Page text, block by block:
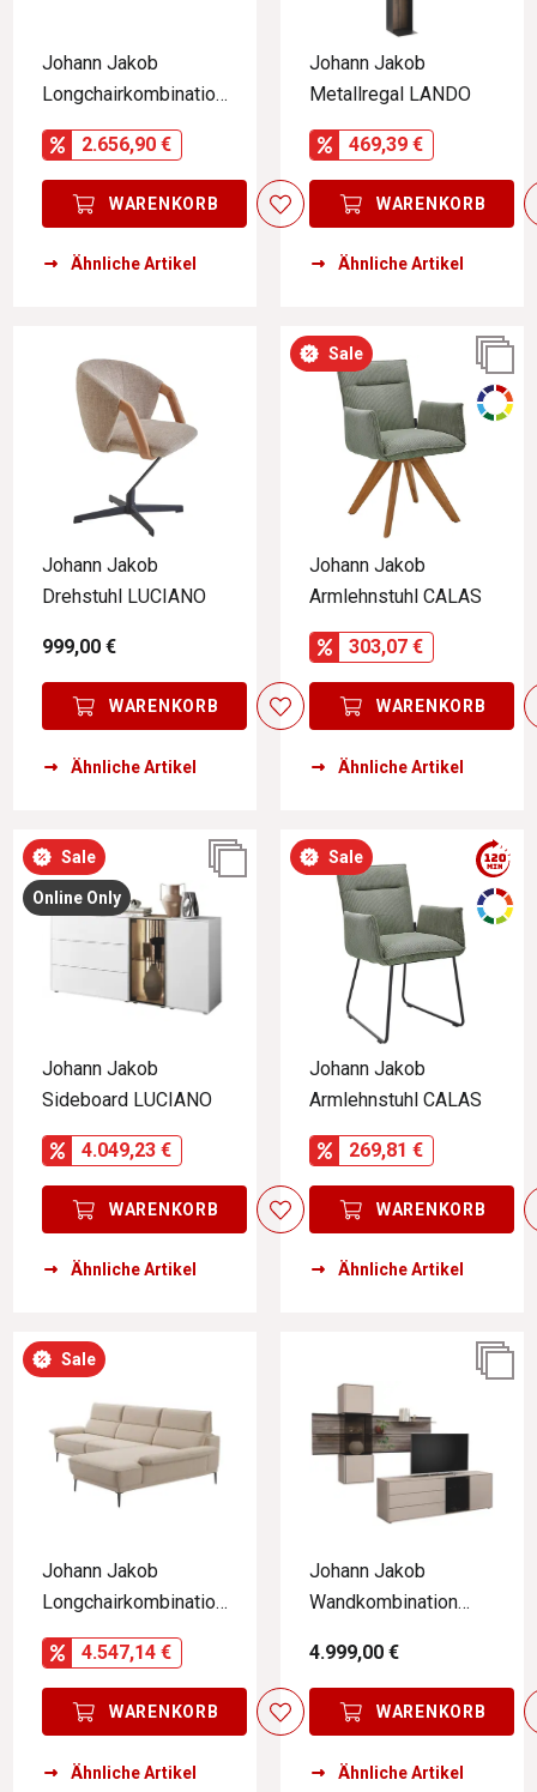
Johann Jakob
Longchairkombination
RIVA
2.656,90 €
WARENKORB
Ähnliche Artikel
Johann Jakob
Metallregal LANDO
469,39 €
WARENKORB
Ähnliche Artikel
Johann Jakob
Drehstuhl LUCIANO
999,00 €
WARENKORB
Ähnliche Artikel
Sale
Johann Jakob
Armlehnstuhl CALAS
303,07 €
WARENKORB
Ähnliche Artikel
Sale
Online Only
Johann Jakob
Sideboard LUCIANO
4.049,23 €
WARENKORB
Ähnliche Artikel
Sale
Johann Jakob
Armlehnstuhl CALAS
269,81 €
WARENKORB
Ähnliche Artikel
Sale
Johann Jakob
Longchairkombination
CUDDLY
4.547,14 €
WARENKORB
Ähnliche Artikel
Johann Jakob
Wandkombination
4.999,00 €
WARENKORB
Ähnliche Artikel